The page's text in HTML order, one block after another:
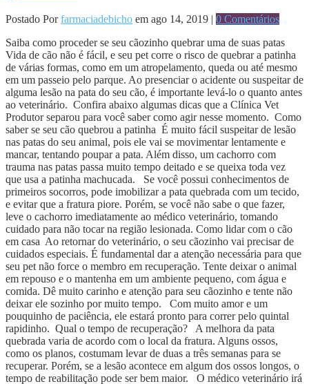
Postado Porfarmaciadebicho em ago 14, 2019 | 0 Comentários
Saiba como proceder se seu cãozinho quebrar uma de suas patas
Vida de cão não é fácil, e seu pet corre o risco de quebrar a patinha
de várias formas, como em um atropelamento, queda ou até mesmo
em um passeio pelo parque. Ao presenciar o acidente ou suspeitar de
alguma lesão na pata do seu cão, é importante levá-lo o quanto antes
ao veterinário. Confira abaixo algumas dicas que a Clínica Vet
Produtor separou para você saber como agir nesse momento. Como
saber se seu cão quebrou a patinha É muito fácil suspeitar de lesão
nas patas do seu animal, pois ele vai se movimentar lentamente e
mancar, tentando poupar a pata. Além disso, um cachorro com
trauma nas patas passa muito tempo deitado e se queixa toda vez
que usa a patinha machucada. Se você possui conhecimentos de
primeiros socorros, pode imobilizar a pata quebrada com um tecido,
e evitar que a fratura piore. Porém, se você não sabe o que fazer,
leve o cachorro imediatamente ao médico veterinário, tomando
cuidado para não tocar na região lesionada. Como lidar com o cão
em casa Ao retornar do veterinário, o seu cãozinho vai precisar de
cuidados especiais. É fundamental dar a atenção necessária para que
seu pet não force o membro em recuperação. Tente deixar o animal
em repouso e o mantenha em um ambiente pequeno, com água e
comida. Dê muito carinho e atenção para seu cãozinho e tente não
deixar ele sozinho por muito tempo. Com muito amor e um
pouquinho de paciência, ele estará pronto para correr pelo quintal
rapidinho. Qual o tempo de recuperação? A melhora da pata
quebrada varia de acordo com o local da fratura. Alguns ossos,
como os planos, costumam levar de duas a três semanas para se
recuperar. Porém, se a lesão acontece em algum dos ossos longos, o
tempo de reabilitação pode ser bem maior. O médico veterinário irá